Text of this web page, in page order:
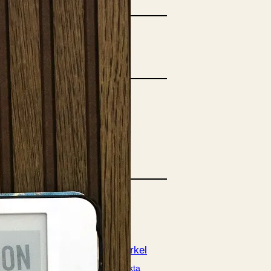
inlägg
författare
ämnen
Blogga Bokcirkel
Deckare E-böcker Fakta